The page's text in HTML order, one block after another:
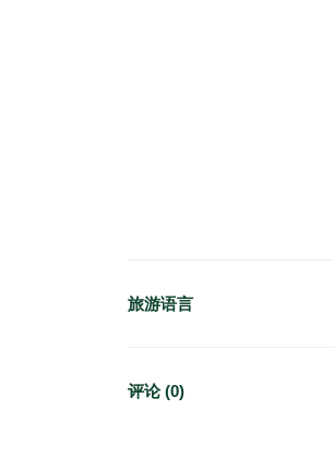
旅游语言
评论 (0)